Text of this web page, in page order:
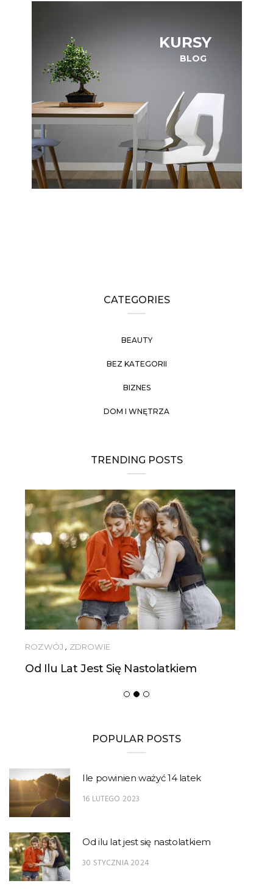
KURSY
BLOG
CATEGORIES
BEAUTY
BEZ KATEGORII
BIZNES
DOM I WNĘTRZA
TRENDING POSTS
ROZWÓJ,ZDROWIE
Od Ilu Lat Jest Się Nastolatkiem
POPULAR POSTS
Ile powinien ważyć 14 latek
16 LUTEGO 2023
Od ilu lat jest się nastolatkiem
30 STYCZNIA 2024